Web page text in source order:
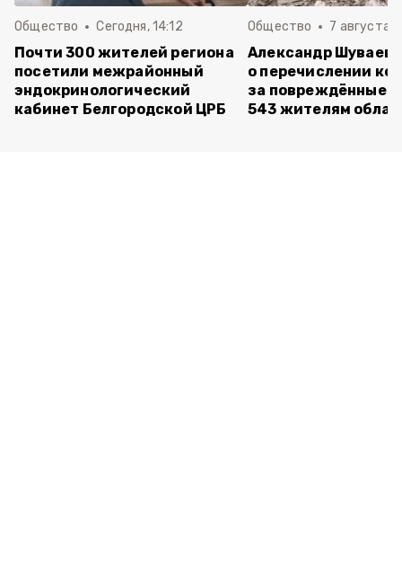
Общество Сегодня, 14:12
Почти 300 жителей региона
посетили межрайонный
эндокринологический
кабинет Белгородской ЦРБ
Общество 7 августа ,
Александр Шуваев
о перечислении
за повреждённые
543 жителям